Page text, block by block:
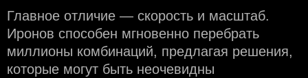
Главное отличие — скорость и масштаб.
Иронов способен мгновенно перебрать
миллионы комбинаций, предлагая решения,
которые могут быть неочевидны